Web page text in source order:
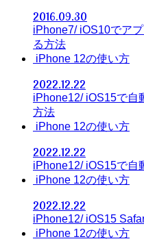
2016.09.30
iPhone7/ iOS10でア
る方法
iPhone 12の使い方
2022.12.22
iPhone12/ iOS15で自
方法
iPhone 12の使い方
2022.12.22
iPhone12/ iOS15で自
iPhone 12の使い方
2022.12.22
iPhone12/ iOS15
iPhone 12の使い方